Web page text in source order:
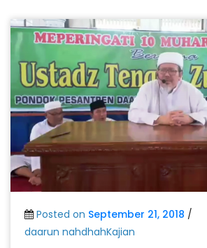
Posted on September 21, 2018 /
daarun nahdhahKajian